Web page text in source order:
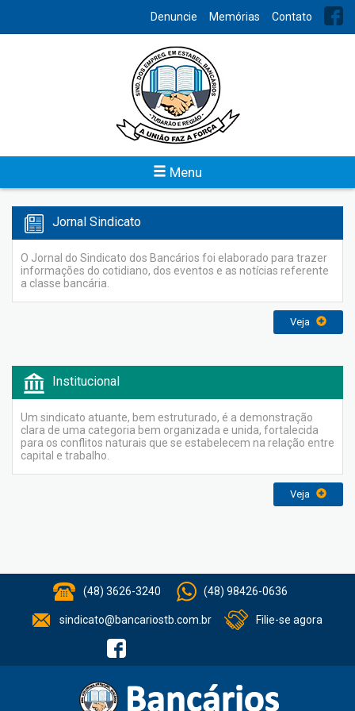
Denuncie Memórias Contato
Menu
Previsão Orçamentária
O Sindicato dos Bancários de Tubarão e Região disponibiliza o
acesso do planejamento das atividades financeiras da
entidade para conhecimento de todos.
Jornal Sindicato
O Jornal do Sindicato dos Bancários foi elaborado para trazer
informações do cotidiano, dos eventos e as notícias referente
a classe bancária.
Veja
Institucional
Um sindicato atuante, bem estruturado, é a demonstração
clara de uma categoria bem organizada e unida, fortalecida
para os conflitos naturais que se estabelecem na relação entre
capital e trabalho.
Veja
(48) 3626-3240 (48) 98426-0636
sindicato@bancariostb.com.br Filie-se agora